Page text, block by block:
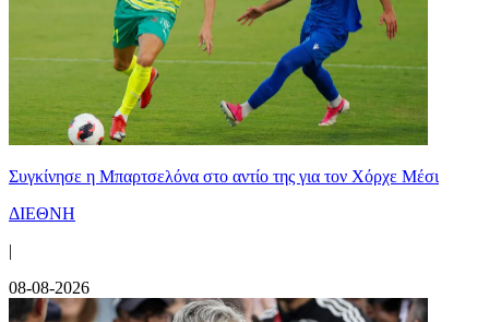
Συγκίνησε η Μπαρτσελόνα στο αντίο της για τον Χόρχε Μέσι
ΔΙΕΘΝΗ
|
08-08-2026